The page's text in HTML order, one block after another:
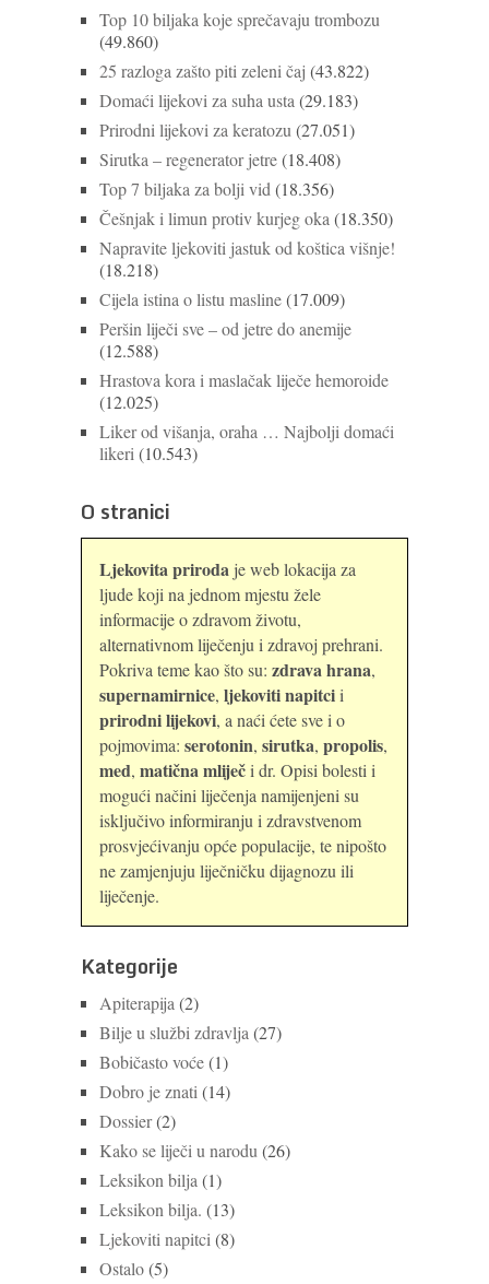
Top 10 biljaka koje sprečavaju trombozu
(49.860)
25 razloga zašto piti zeleni čaj (43.822)
Domaći lijekovi za suha usta (29.183)
Prirodni lijekovi za keratozu (27.051)
Sirutka – regenerator jetre(18.408)
Top 7 biljaka za bolji vid (18.356)
Češnjak i limun protiv kurjeg oka (18.350)
Napravite ljekoviti jastuk od koštica višnje!
(18.218)
Cijela istina o listu masline(17.009)
Peršin liječi sve – od jetre do anemije
(12.588)
Hrastova kora i maslačak liječe hemoroide
(12.025)
Liker od višanja, oraha … Najbolji domaći
likeri (10.543)
O stranici
Ljekovita priroda je web lokacija za
ljude koji na jednom mjestu žele
informacije o zdravom životu,
alternativnom liječenju i zdravoj prehrani.
Pokriva teme kao što su: zdrava hrana,
supernamirnice, ljekoviti napitcii
prirodni lijekovi, a naći ćete sve i o
pojmovima: serotonin, sirutka, propolis,
med, matična mliječi dr. Opisi bolesti i
mogući načini liječenja namijenjeni su
isključivo informiranju i zdravstvenom
prosvjećivanju opće populacije, te nipošto
ne zamjenjuju liječničku dijagnozu ili
liječenje.
Kategorije
Apiterapija (2)
Bilje u službi zdravlja (27)
Bobičasto voće(1)
Dobro je znati (14)
Dossier(2)
Kako se liječi u narodu (26)
Leksikon bilja (1)
Leksikon bilja. (13)
Ljekoviti napitci (8)
Ostalo(5)